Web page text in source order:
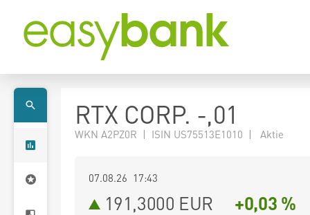
RTX CORP. -,01
WKN A2PZ0R | ISIN US75513E1010 | Aktie
07.08.26 17:43
191,3000 EUR
+0,03 %